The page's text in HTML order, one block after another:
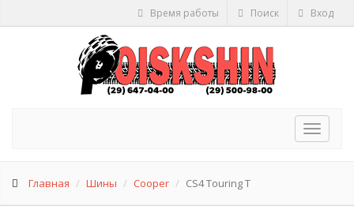
Время работы Поиск Вход
Toggle
Главная Шины Cooper CS4 Touring T